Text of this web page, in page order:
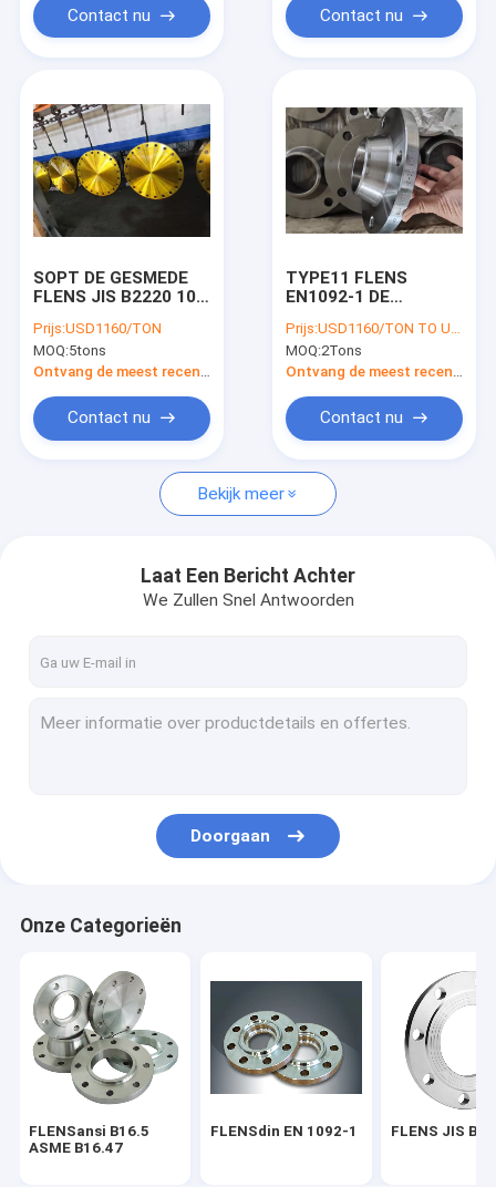
Producten
Ongeveer ons
Nieuws
Gevallen
FLENSansi B16.5 ASME B16.47
FLENS JIS B2220
FLENSgost 33259
EN 10253 VAN DE PIJPmontage DIN
HET T-STUK VAN DE STAALpijp
Het Reductiemiddel van de staalpijp
Staalpijp GLB
FROGED-MONTAGE ASME B16.11
Contact nu Contact nu
SOPT DE GESMEDE
FLENS JIS B2220 10K
S235JR CT20 16MN
STAAL PLAATflens
Prijs:USD1160/TON
MOQ:5tons
Ontvang de meest recente Prijs
Contact nu
TYPE11 FLENS
EN1092-1 DE
GESMEDE FLENS VAN
DIN2633 PN16 WN
Prijs:USD1160/TON TO USD2270/TON
MOQ:2Tons
Ontvang de meest recente Prijs
Contact nu
Bekijk meer
Laat Een Bericht Achter
We Zullen Snel Antwoorden
Doorgaan
Onze Categorieën
FLENSansi B16.5
ASME B16.47
FLENSdin EN 1092-1 FLENS JIS